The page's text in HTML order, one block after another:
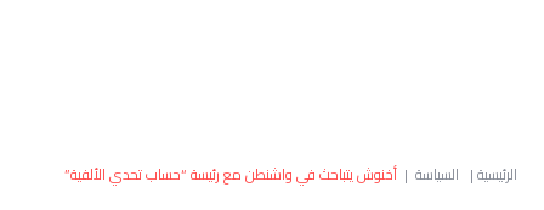
العالم الرئيسية| السياسة | أخنوش يتباحث في واشنطن مع رئيسة “حساب تحدي الألفية”